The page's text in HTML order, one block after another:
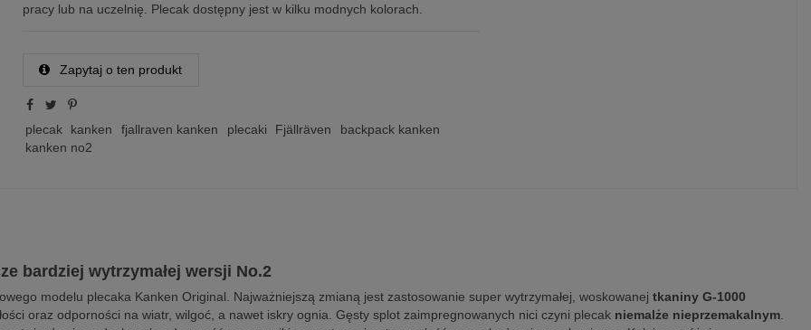
pracy lub na uczelnię. Plecak dostępny jest w kilku modnych kolorach.
Zapytaj o ten produkt
plecak kanken fjallraven kanken plecaki Fjällräven
backpack kanken
kanken no2
bardziej wytrzymałej wersji No.2
modelu plecaka Kanken Original. Najważniejszą zmianą jest zastosowanie super wytrzymałej, woskowanej tkaniny G-1000
oraz odporności na wiatr, wilgoć, a nawet iskry ognia. Gęsty splot zaimpregnowanych nici czyni plecak niemalże nieprzemakalnym